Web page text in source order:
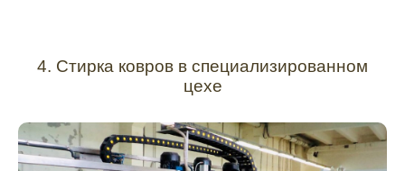
4. Стирка ковров в специализированном
цехе